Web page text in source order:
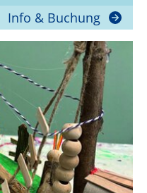
Info & Buchung